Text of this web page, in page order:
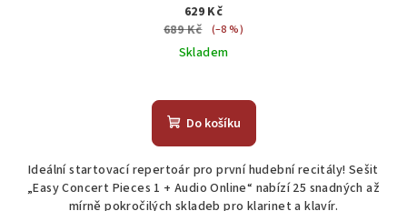
629 Kč
689 Kč
(–8 %)
Skladem
Do košíku
Ideální startovací repertoár pro první hudební recitály! Sešit
„Easy Concert Pieces 1 + Audio Online“ nabízí 25 snadných až
mírně pokročilých skladeb pro klarinet a klavír.